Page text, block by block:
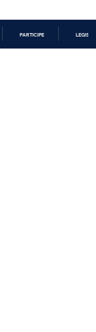
PARTICIPE